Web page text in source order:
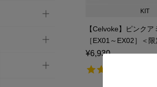
KIT
【Celvoke】ピンクア
［EX01～EX02］＜限
¥6,930